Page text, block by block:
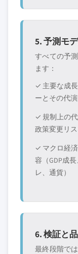
5. 予測モ
すべての予
ます：
✓ 主要な成
ーとその代
✓ 規制上の
政策変更リ
✓ マクロ経
容（GDP成
レ、通貨）
6. 検証と
最終段階で